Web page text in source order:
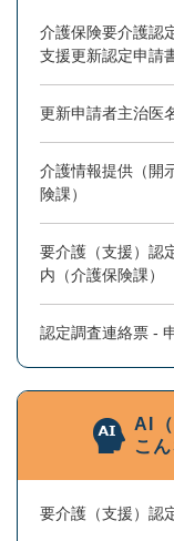
介護保険要介護認
支援更新認定申請
更新申請者主治医
介護情報提供（開
険課）
要介護（支援）認
内（介護保険課）
認定調査連絡票 -
AI
こ
要介護（支援）認